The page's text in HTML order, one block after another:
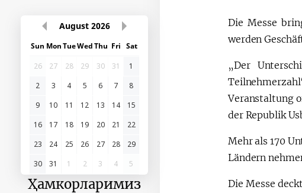
August 2026
Sun MonTueWedThu Fri Sat
26
27 28 29 30 31
1
2
3 4 5 6 7
8
9
10 11 12 13 14
15
16
17 18 19 20 21
22
23
24 25 26 27 28
29
30
31 1 2 3 4 5
Ҳамкорларимиз
Die Messe
werden
„Der
Veranstaltung
der Republik
Mehr als 170
Ländern
Die Messe